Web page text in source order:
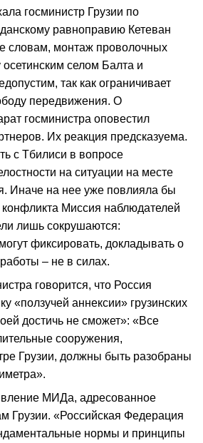
госминистр Грузии по
равноправию Кетеван
словам, монтаж проволочных
селом Балта и
так как ограничивает
передвижения. О
госминистра оповестил
Их реакция предсказуема.
с Тбилиси в вопросе
на ситуации на месте
Иначе на нее уже повлияла бы
Миссия наблюдателей
лишь сокрушаются:
фиксировать, докладывать о
– не в силах.
говорится, что Россия
«ползучей аннексии» грузинских
достичь не сможет»: «Все
сооружения,
Грузии, должны быть разобраны
МИДа, адресованное
Грузии. «Российская Федерация
нормы и принципы